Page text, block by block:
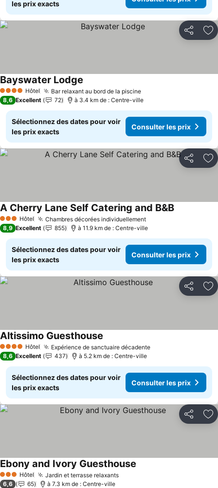
les prix exacts
Partager
4 Étoiles Hôtel Bar relaxant au bord de la piscineConsulter les prix
Bayswater Lodge
8,6 Excellent 72 à 3.4 km de : Centre-ville
Sélectionnez des dates pour voir
les prix exacts
Consulter les prix
Partager
3 ÉtoilesHôtel Chambres décorées individuellementConsulter les prix
A Cherry Lane Self Catering and B&BConsulter
8,9 Excellent 855 à 11.9 km de : Centre-ville
Sélectionnez des dates pour voir
les prix exacts
Consulter les prix
Partager
4 Étoiles Hôtel Expérience de sanctuaire décadenteConsulter les prix
Altissimo Guesthouse
8,6 Excellent 437 à 5.2 km de : Centre-ville
Sélectionnez des dates pour voir
les prix exacts
Consulter les prix
Partager
3 ÉtoilesHôtel Jardin et terrasse relaxantsConsulter les prix
Ebony and Ivory Guesthouse
6,6 65 à 7.3 km de : Centre-ville